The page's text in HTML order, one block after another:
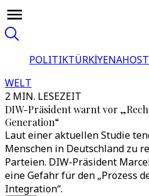
POLITIKTÜRKİYENAHOST
WELT
2 MIN. LESEZEIT
DIW-Präsident warnt vor
Generation“
Laut einer aktuellen Studie
Menschen in Deutschland zu
Parteien. DIW-Präsident
eine Gefahr für den „Prozess
Integration“.